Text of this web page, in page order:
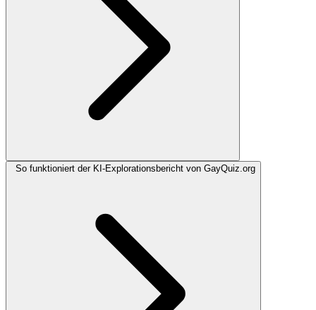
So funktioniert der KI-Explorationsbericht von GayQuiz.org